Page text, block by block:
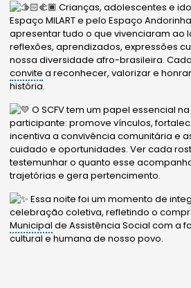
Crianças, adolescentes e
Espaço MILART e pelo Espaço
apresentar tudo o que vivenciaram ao
reflexões, aprendizados, expressões
nossa diversidade afro-brasileira.
convite a reconhecer, valorizar e
história.
O SCFV tem um papel essencial
participante: promove vínculos,
incentiva a convivência comunitária e
cuidado e oportunidades. Ver cada
testemunhar o quanto esse
trajetórias e gera pertencimento.
Essa noite foi um momento de
celebração coletiva, refletindo o
Municipal de Assistência Social com a
cultural e humana de nosso povo.